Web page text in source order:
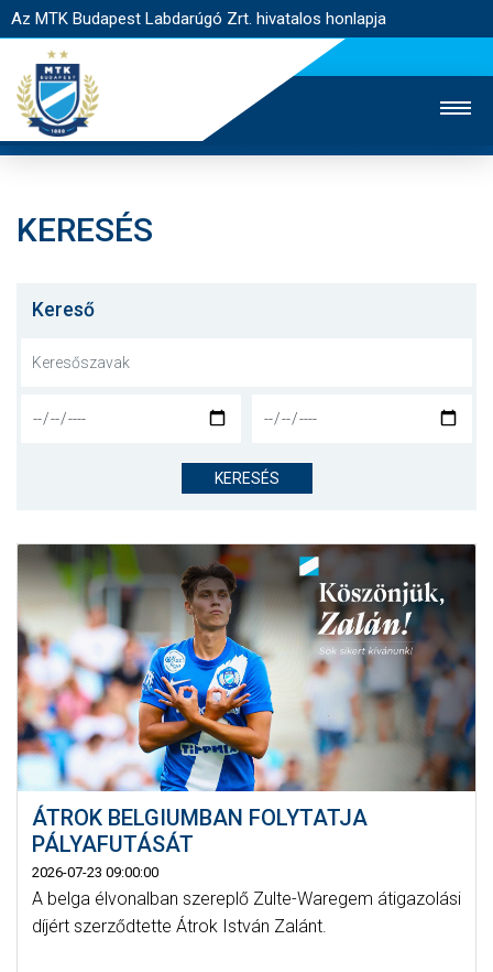
Az MTK Budapest Labdarúgó Zrt. hivatalos honlapja
JEGYÉRTÉKESÍTÉS
NYITÓLAP
CSAPATOK
KLUB
GALÉRIA
SZURKOLÓI ÉLMÉNYEK
AKKREDITÁCIÓ
KERESÉS
Kereső
KERESÉS
ÁTROK BELGIUMBAN FOLYTATJA
PÁLYAFUTÁSÁT
2026-07-23 09:00:00
A belga élvonalban szereplő Zulte-Waregem átigazolási
díjért szerződtette Átrok István Zalánt.